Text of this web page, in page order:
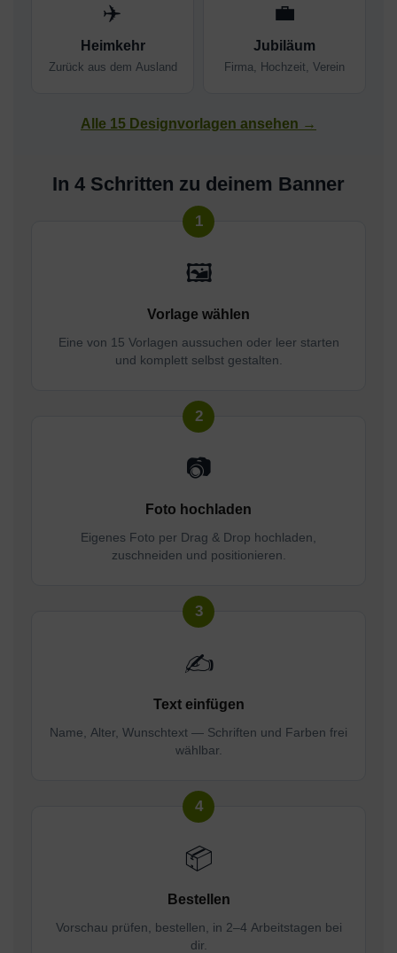
✈️
Heimkehr
Zurück aus dem Ausland
💼
Jubiläum
Firma, Hochzeit, Verein
Alle 15 Designvorlagen ansehen →
In 4 Schritten zu deinem Banner
🖼️
Vorlage wählen
Eine von 15 Vorlagen aussuchen oder leer starten
und komplett selbst gestalten.
📷
Foto hochladen
Eigenes Foto per Drag & Drop hochladen,
zuschneiden und positionieren.
✍️
Text einfügen
Name, Alter, Wunschtext — Schriften und Farben frei
wählbar.
📦
Bestellen
Vorschau prüfen, bestellen, in 2–4 Arbeitstagen bei
dir.